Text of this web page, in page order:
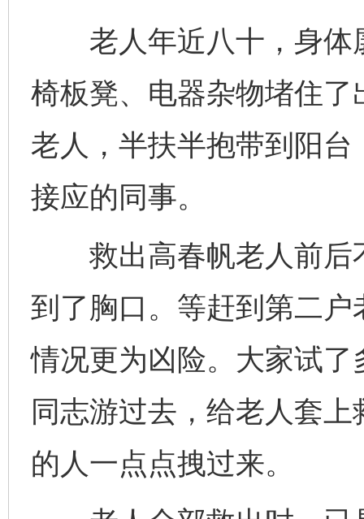
老人年近八十，身体
椅板凳、电器杂物堵住
老人，半扶半抱带到阳
接应的同事。
救出高春帆老人前后
到了胸口。等赶到第二
情况更为凶险。大家试
同志游过去，给老人套
的人一点点拽过来。